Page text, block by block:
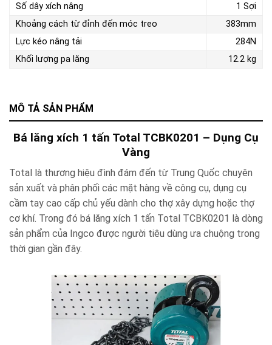
MÔ TẢ SẢN PHẨM
Bá lăng xích 1 tấn Total TCBK0201 – Dụng Cụ
Vàng
Total là thương hiệu đình đám đến từ Trung Quốc chuyên
sản xuất và phân phối các mặt hàng về công cụ, dụng cụ
cầm tay cao cấp chủ yếu dành cho thợ xây dựng hoặc thợ
cơ khí. Trong đó bá lăng xích 1 tấn Total TCBK0201 là dòng
sản phẩm của Ingco được người tiêu dùng ưa chuộng trong
thời gian gần đây.
Số dây xích nâng
1 Sợi
Khoảng cách từ đỉnh đến móc treo
383mm
Lực kéo nâng tải
284N
Khối lượng pa lăng
12.2 kg